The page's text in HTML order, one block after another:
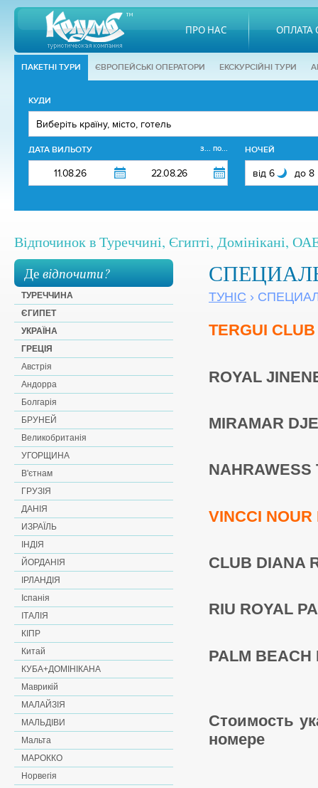
ПРО НАС ОПЛАТА
ПАКЕТНІ ТУРИ ЄВРОПЕЙСЬКІ ОПЕРАТОРИ EКСКУРСІЙНІ ТУРИ
КУДИ
ДАТА ВИЛЬОТУ з... по... НОЧЕЙ
Відпочинок в Туреччині, Єгипті, Домінікані,
Девідпочити?
ТУРЕЧЧИНА
ЄГИПЕТ
УКРАЇНА
ГРЕЦІЯ
Австрія
Андорра
Болгарія
БРУНЕЙ
Великобританія
УГОРЩИНА
В'єтнам
ГРУЗІЯ
ДАНІЯ
ИЗРАЇЛЬ
ІНДІЯ
ЙОРДАНІЯ
ІРЛАНДІЯ
Іспанія
ІТАЛІЯ
КІПР
Китай
КУБА+ДОМІНІКАНА
Маврикій
МАЛАЙЗІЯ
МАЛЬДІВИ
Мальта
МАРОККО
Норвегія
ТУНІС ›
TERGUI
ROYAL
MIRAMAR
VINCCI
CLUB DIANA
RIU ROYAL
PALM
Стоимость
номере